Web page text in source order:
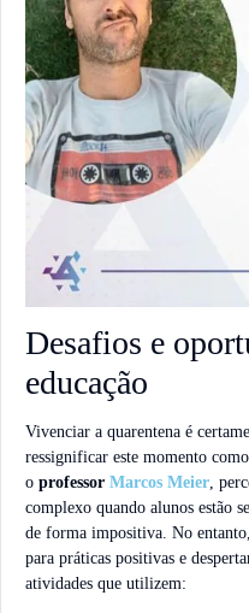
Desafios e
educação
Vivenciar a quarentena é
ressignificar este momento
o professor Marcos Meier ,
complexo quando alunos estão
de forma impositiva. No
para práticas positivas e
atividades que utilizem: